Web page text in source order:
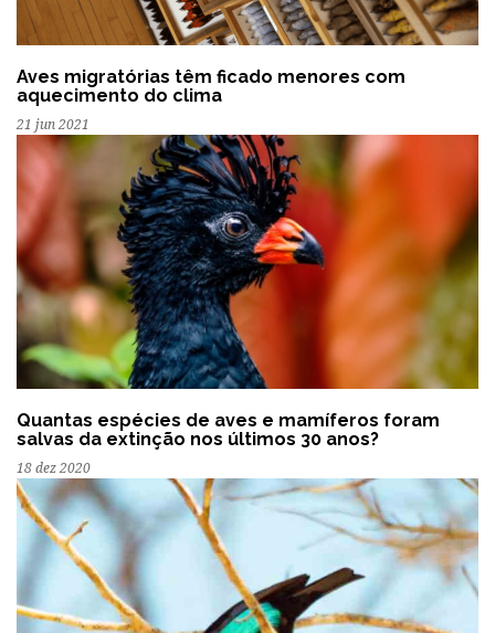
Aves migratórias têm ficado menores com
aquecimento do clima
21 jun 2021
Quantas espécies de aves e mamíferos foram
salvas da extinção nos últimos 30 anos?
18 dez 2020